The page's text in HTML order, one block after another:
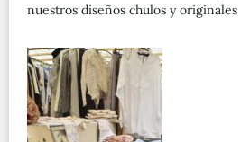
nuestros diseños chulos y originales